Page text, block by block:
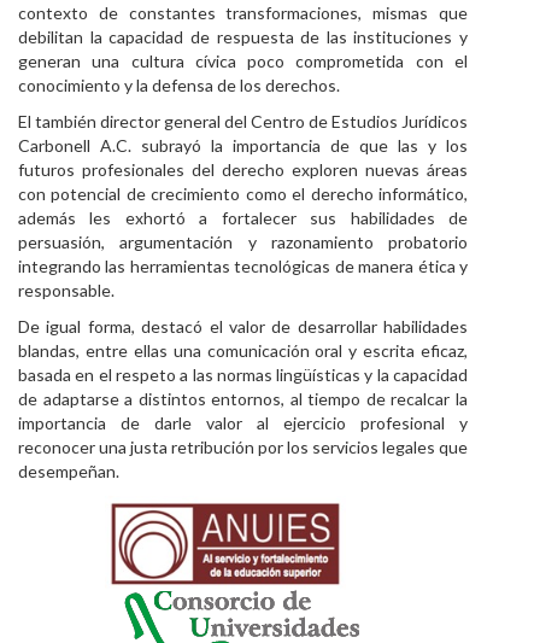
Visitantes
contexto de constantes transformaciones, mismas que
debilitan la capacidad de respuesta de las instituciones y
generan una cultura cívica poco comprometida con el
conocimiento y la defensa de los derechos.
El también director general del Centro de Estudios Jurídicos
Carbonell A.C. subrayó la importancia de que las y los
futuros profesionales del derecho exploren nuevas áreas
con potencial de crecimiento como el derecho informático,
además les exhortó a fortalecer sus habilidades de
persuasión, argumentación y razonamiento probatorio
integrando las herramientas tecnológicas de manera ética y
responsable.
De igual forma, destacó el valor de desarrollar habilidades
blandas, entre ellas una comunicación oral y escrita eficaz,
basada en el respeto a las normas lingüísticas y la capacidad
de adaptarse a distintos entornos, al tiempo de recalcar la
importancia de darle valor al ejercicio profesional y
reconocer una justa retribución por los servicios legales que
desempeñan.